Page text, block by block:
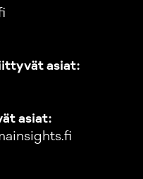
asiat:
asiat: